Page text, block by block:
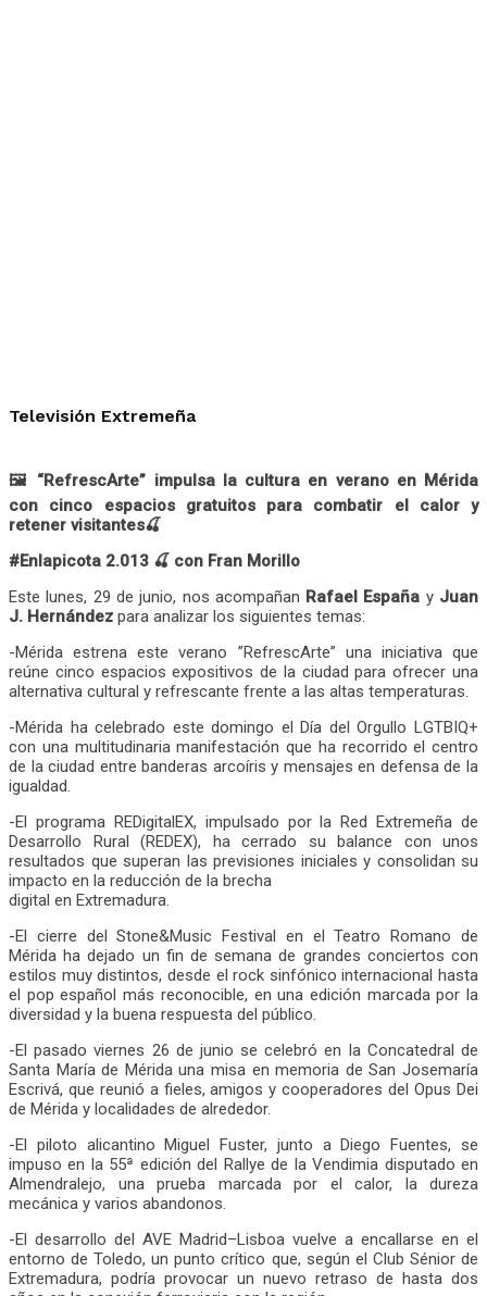
Televisión Extremeña
🖼️ “RefrescArte” impulsa la cultura en verano en Mérida
con cinco espacios gratuitos para combatir el calor y
retener visitantes🍒
#Enlapicota 2.013 🍒 con Fran Morillo
Este lunes, 29 de junio, nos acompañan Rafael España y Juan
J. Hernández para analizar los siguientes temas:
-Mérida estrena este verano ”RefrescArte” una iniciativa que
reúne cinco espacios expositivos de la ciudad para ofrecer una
alternativa cultural y refrescante frente a las altas temperaturas.
-Mérida ha celebrado este domingo el Día del Orgullo LGTBIQ+
con una multitudinaria manifestación que ha recorrido el centro
de la ciudad entre banderas arcoíris y mensajes en defensa de la
igualdad.
-El programa REDigitalEX, impulsado por la Red Extremeña de
Desarrollo Rural (REDEX), ha cerrado su balance con unos
resultados que superan las previsiones iniciales y consolidan su
impacto en la reducción de la brecha
digital en Extremadura.
-El cierre del Stone&Music Festival en el Teatro Romano de
Mérida ha dejado un fin de semana de grandes conciertos con
estilos muy distintos, desde el rock sinfónico internacional hasta
el pop español más reconocible, en una edición marcada por la
diversidad y la buena respuesta del público.
-El pasado viernes 26 de junio se celebró en la Concatedral de
Santa María de Mérida una misa en memoria de San Josemaría
Escrivá, que reunió a fieles, amigos y cooperadores del Opus Dei
de Mérida y localidades de alrededor.
-El piloto alicantino Miguel Fuster, junto a Diego Fuentes, se
impuso en la 55ª edición del Rallye de la Vendimia disputado en
Almendralejo, una prueba marcada por el calor, la dureza
mecánica y varios abandonos.
-El desarrollo del AVE Madrid–Lisboa vuelve a encallarse en el
entorno de Toledo, un punto crítico que, según el Club Sénior de
Extremadura, podría provocar un nuevo retraso de hasta dos